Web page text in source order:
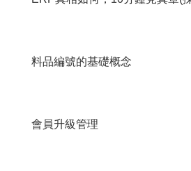
料品編號的基礎概念
會員升級管理